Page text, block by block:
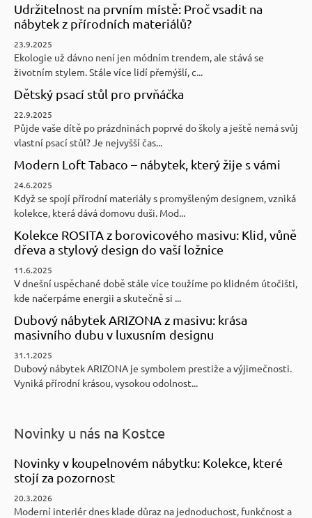
Udržitelnost na prvním místě: Proč vsadit na
nábytek z přírodních materiálů?
23.9.2025
Ekologie už dávno není jen módním trendem, ale stává se
životním stylem. Stále více lidí přemýšlí, c...
Dětský psací stůl pro prvňáčka
22.9.2025
Půjde vaše dítě po prázdninách poprvé do školy a ještě nemá svůj
vlastní psací stůl? Je nejvyšší čas...
Modern Loft Tabaco – nábytek, který žije s vámi
24.6.2025
Když se spojí přírodní materiály s promyšleným designem, vzniká
kolekce, která dává domovu duši. Mod...
Kolekce ROSITA z borovicového masivu: Klid, vůně
dřeva a stylový design do vaší ložnice
11.6.2025
V dnešní uspěchané době stále více toužíme po klidném útočišti,
kde načerpáme energii a skutečně si ...
Dubový nábytek ARIZONA z masivu: krása
masivního dubu v luxusním designu
31.1.2025
Dubový nábytek ARIZONA je symbolem prestiže a výjimečnosti.
Vyniká přírodní krásou, vysokou odolnost...
Novinky u nás na Kostce
Novinky v koupelnovém nábytku: Kolekce, které
stojí za pozornost
20.3.2026
Moderní interiér dnes klade důraz na jednoduchost, funkčnost a